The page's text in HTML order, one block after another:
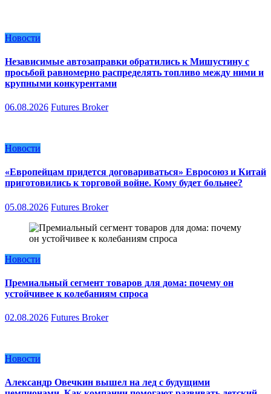
Новости
Независимые автозаправки обратились к Мишустину с
просьбой равномерно распределять топливо между ними и
крупными конкурентами
06.08.2026 Futures Broker
Новости
«Европейцам придется договариваться» Евросоюз и Китай
приготовились к торговой войне. Кому будет больнее?
05.08.2026 Futures Broker
Новости
Премиальный сегмент товаров для дома: почему он
устойчивее к колебаниям спроса
02.08.2026 Futures Broker
Новости
Александр Овечкин вышел на лед с будущими